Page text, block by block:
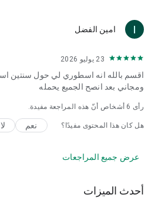
امين الفضل
23 يوليو 2026
اقسم بالله انه اسطوري لي حول سنتين
ومجاني بعد انصح الجميع يحمله
رأى 6 أشخاص أنّ هذه المراجعة مفيدة.
هل كان هذا المحتوى مفيدًا؟ نعم لا
عرض جميع المراجعات
أحدث الميزات